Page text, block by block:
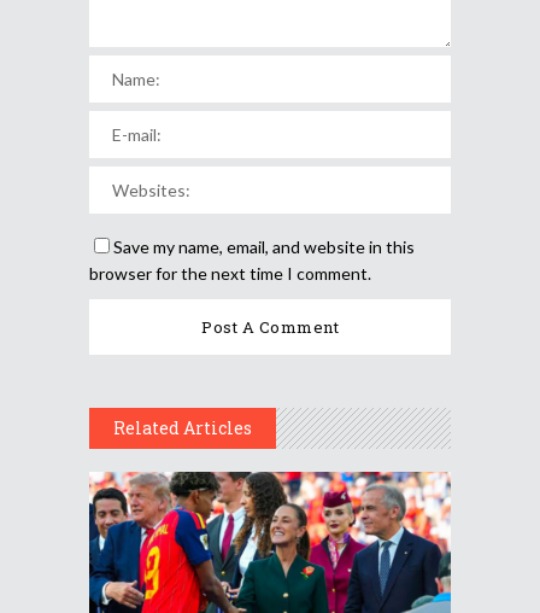
Save my name, email, and website in this
browser for the next time I comment.
Related Articles